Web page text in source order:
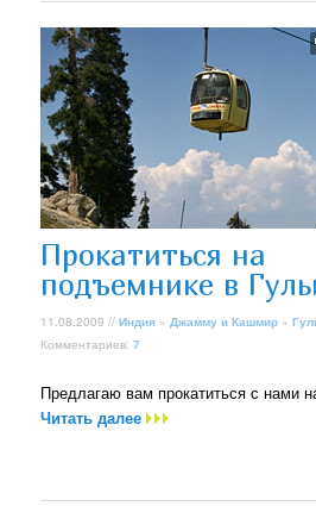
Прокатиться на
подъемнике в
11.08.2009 //Индия » Джамму и Кашмир »
Комментариев:7
Предлагаю вам прокатиться с нами
Читать далее